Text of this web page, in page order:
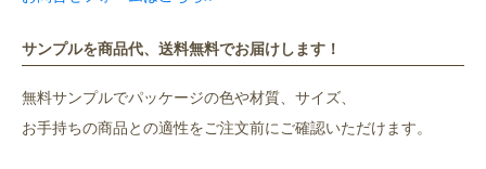
サンプルを商品代、送料無料でお届けします！
無料サンプルでパッケージの色や材質、サイズ、
お手持ちの商品との適性をご注文前にご確認いただけます。